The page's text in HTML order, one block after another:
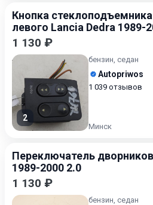
Кнопка
левого Lancia Dedra 1989-
1 130 ₽
2
бензин, седан
Autopriwos
1 039 отзывов
Минск
Переключатель
1989-2000 2.0
1 130 ₽
бензин, седан